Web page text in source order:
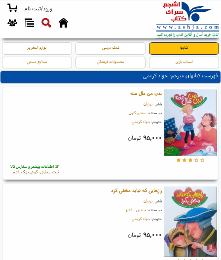
ورود/ثبت نام
کتابها کمک درسی لوازم التحریر
اسباب بازی محصولات فرهنگی صنایع دستی
فهرست کتابهای مترجم: جواد کریمی
بدن من مال منه
ناشر: نردبان
نویسنده: سندی کلون
مترجم: جواد کریمی
۹۵,۰۰۰ تومان
اطلاعات بیشتر و سفارش کالا
ثبت سفارش، گوش بزنگ باشید
رازهایی که نباید مخفی کرد
ناشر: نردبان
نویسنده: جینین ساندرز
مترجم: جواد کریمی
۹۵,۰۰۰ تومان